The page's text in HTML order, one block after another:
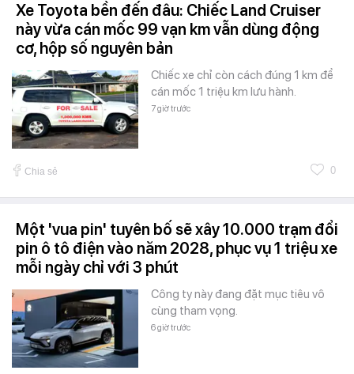
Xe Toyota bền đến đâu: Chiếc Land Cruiser
này vừa cán mốc 99 vạn km vẫn dùng động
cơ, hộp số nguyên bản
Chiếc xe chỉ còn cách đúng 1 km để
cán mốc 1 triệu km lưu hành.
7 giờ trước
Chia sẻ 0
Một 'vua pin' tuyên bố sẽ xây 10.000 trạm đổi
pin ô tô điện vào năm 2028, phục vụ 1 triệu xe
mỗi ngày chỉ với 3 phút
Công ty này đang đặt mục tiêu vô
cùng tham vọng.
6 giờ trước